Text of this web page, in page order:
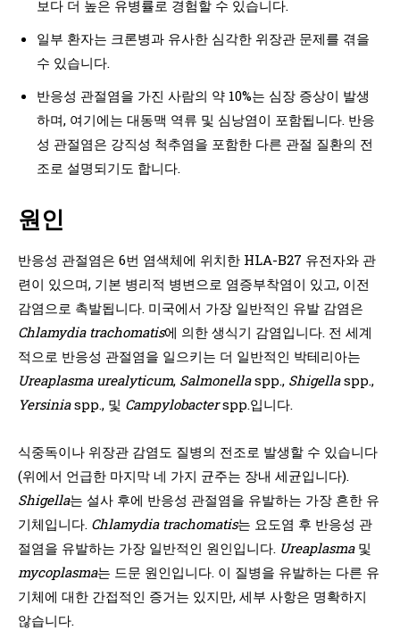
보다 더 높은 유병률로 경험할 수 있습니다.
일부 환자는 크론병과 유사한 심각한 위장관 문제를 겪을
수 있습니다.
반응성 관절염을 가진 사람의 약 10%는 심장 증상이 발생
하며, 여기에는 대동맥 역류 및 심낭염이 포함됩니다. 반응
성 관절염은 강직성 척추염을 포함한 다른 관절 질환의 전
조로 설명되기도 합니다.
원인
반응성 관절염은 6번 염색체에 위치한 HLA-B27 유전자와 관
련이 있으며, 기본 병리적 병변으로 염증부착염이 있고, 이전
감염으로 촉발됩니다. 미국에서 가장 일반적인 유발 감염은
Chlamydia trachomatis에 의한 생식기 감염입니다. 전 세계
적으로 반응성 관절염을 일으키는 더 일반적인 박테리아는
Ureaplasma urealyticum, Salmonellaspp., Shigellaspp.,
Yersiniaspp., 및 Campylobacterspp.입니다.
식중독이나 위장관 감염도 질병의 전조로 발생할 수 있습니다
(위에서 언급한 마지막 네 가지 균주는 장내 세균입니다).
Shigella는 설사 후에 반응성 관절염을 유발하는 가장 흔한 유
기체입니다. Chlamydia trachomatis는 요도염 후 반응성 관
절염을 유발하는 가장 일반적인 원인입니다. Ureaplasma및
mycoplasma는 드문 원인입니다. 이 질병을 유발하는 다른 유
기체에 대한 간접적인 증거는 있지만, 세부 사항은 명확하지
않습니다.